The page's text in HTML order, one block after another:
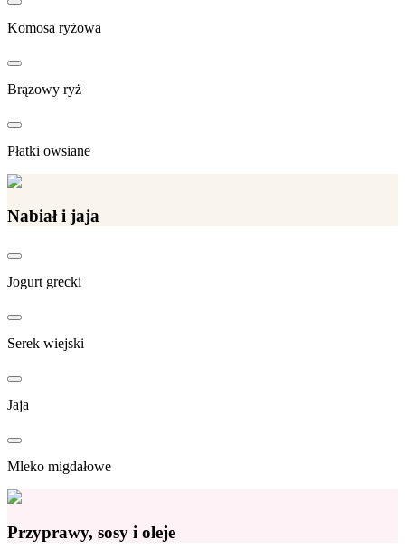
Komosa ryżowa
Brązowy ryż
Płatki owsiane
Nabiał i jaja
Jogurt grecki
Serek wiejski
Jaja
Mleko migdałowe
Przyprawy, sosy i oleje